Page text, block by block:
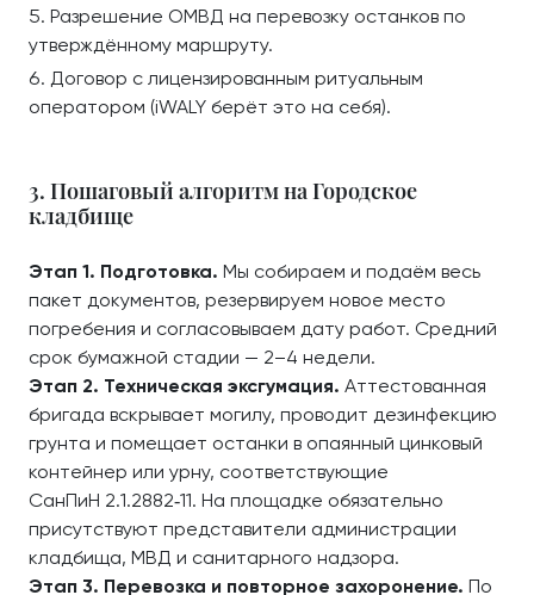
Разрешение ОМВД на перевозку останков по
утверждённому маршруту.
Договор с лицензированным ритуальным
оператором (iWALY берёт это на себя).
3. Пошаговый алгоритм на Городское
кладбище
Этап 1. Подготовка. Мы собираем и подаём весь
пакет документов, резервируем новое место
погребения и согласовываем дату работ. Средний
срок бумажной стадии — 2–4 недели.
Этап 2. Техническая эксгумация. Аттестованная
бригада вскрывает могилу, проводит дезинфекцию
грунта и помещает останки в опаянный цинковый
контейнер или урну, соответствующие
СанПиН 2.1.2882‑11. На площадке обязательно
присутствуют представители администрации
кладбища, МВД и санитарного надзора.
Этап 3. Перевозка и повторное захоронение. По